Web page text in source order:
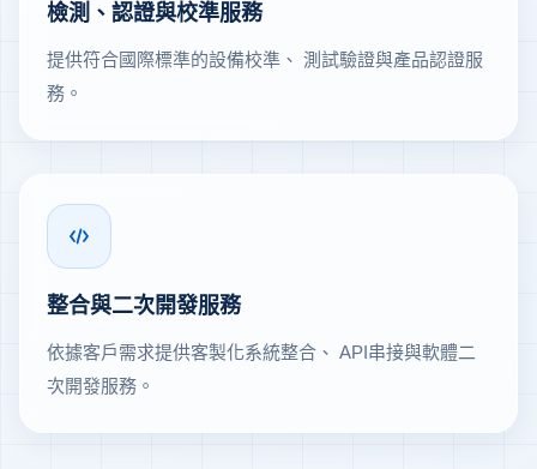
檢測、認證與校準服務
提供符合國際標準的設備校準、 測試驗證與產品認證服
務。
整合與二次開發服務
依據客戶需求提供客製化系統整合、 API串接與軟體二
次開發服務。